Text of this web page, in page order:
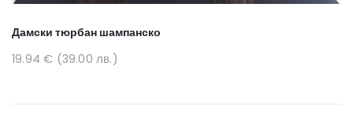
Дамски тюрбан шампанско
19.94 € (39.00 лв.)